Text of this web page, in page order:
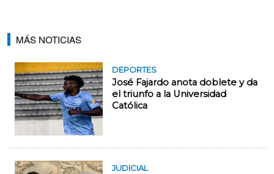
MÁS NOTICIAS
DEPORTES
José Fajardo anota doblete y da
el triunfo a la Universidad
Católica
JUDICIAL